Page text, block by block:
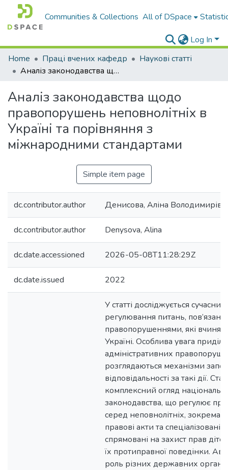
Communities & Collections All of DSpace
Log In
Home
Праці вчених кафедр
Наукові статті
Аналіз законодавства щодо правопорушень неповнолітніх в Україні та порівняння з міжнародними стандартами
Аналіз законодавства щодо
правопорушень неповнолітніх в
Україні та порівняння з
міжнародними стандартами
Simple item page
dc.contributor.author Денисова, Аліна
dc.contributor.author Denysova, Alina
dc.date.accessioned 2026-05-08T11:28:29Z
dc.date.issued 2022
У статті досліджується
регулювання питань,
правопорушеннями, які
Україні. Особлива увага
адміністративних
розглядаються механізми
відповідальності за такі дії.
комплексний огляд
законодавства, що регулює
серед неповнолітніх,
правові акти та спеціалізовані
спрямовані на захист прав
їх протиправної поведінки.
роль різних державних